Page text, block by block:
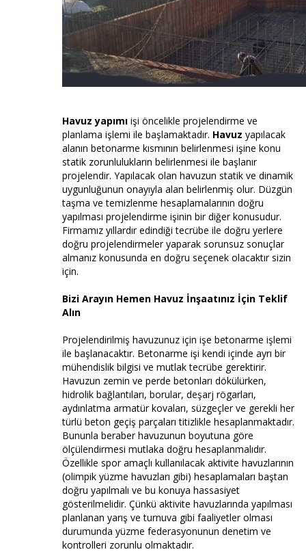
Havuz yapımı işi öncelikle projelendirme ve
planlama işlemi ile başlamaktadır. Havuz yapılacak
alanın betonarme kısmının belirlenmesi işine konu
statik zorunlulukların belirlenmesi ile başlanır
projelendir. Yapılacak olan havuzun statik ve dinamik
uygunluğunun onayıyla alan belirlenmiş olur. Düzgün
taşma ve temizlenme hesaplamalarının doğru
yapılması projelendirme işinin bir diğer konusudur.
Firmamız yıllardır edindiği tecrübe ile doğru yerlere
doğru projelendirmeler yaparak sorunsuz sonuçlar
almanız konusunda en doğru seçenek olacaktır sizin
için.
Bizi Arayın Hemen Havuz İnşaatınız İçin Teklif
Alın
Projelendirilmiş havuzunuz için işe betonarme işlemi
ile başlanacaktır. Betonarme işi kendi içinde ayrı bir
mühendislik bilgisi ve mutlak tecrübe gerektirir.
Havuzun zemin ve perde betonları dökülürken,
hidrolik bağlantıları, borular, deşarj rögarları,
aydınlatma armatür kovaları, süzgeçler ve gerekli her
türlü beton geçiş parçaları titizlikle hesaplanmaktadır.
Bununla beraber havuzunun boyutuna göre
ölçülendirmesi mutlaka doğru hesaplanmalıdır.
Özellikle spor amaçlı kullanılacak aktivite havuzlarının
(olimpik yüzme havuzları gibi) hesaplamaları baştan
doğru yapılmalı ve bu konuya hassasiyet
gösterilmelidir. Çünkü aktivite havuzlarında yapılması
planlanan yarış ve turnuva gibi faaliyetler olması
durumunda yüzme federasyonunun denetim ve
kontrolleri zorunlu olmaktadır.